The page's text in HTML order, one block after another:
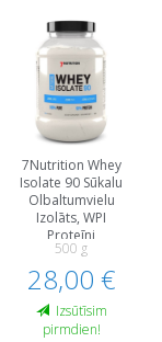
7Nutrition Whey
Isolate 90 Sūkalu
Olbaltumvielu
Izolāts, WPI
Proteīni
500 g
28,00 €
Izsūtīsim
pirmdien!